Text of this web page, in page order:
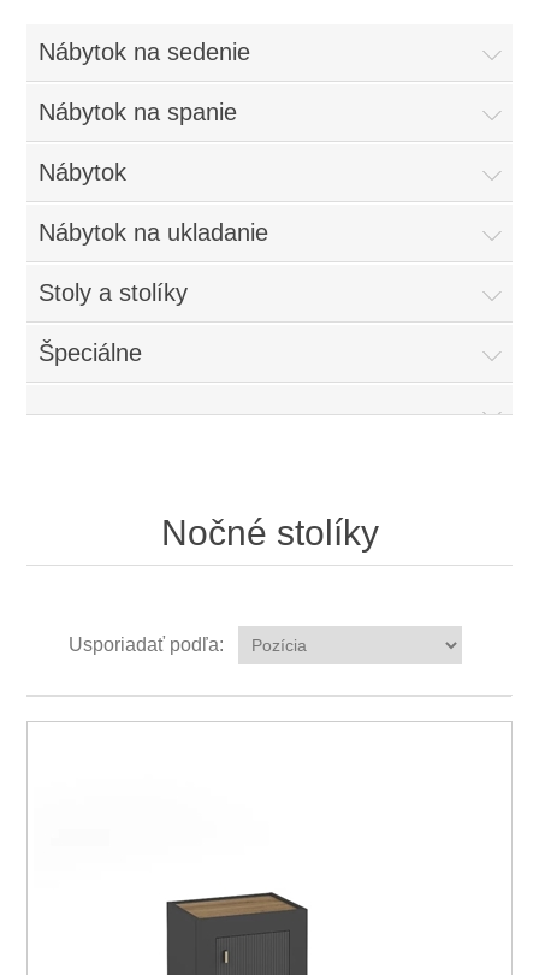
Nábytok na sedenie
Nábytok na spanie
Nábytok
Nábytok na ukladanie
Stoly a stolíky
Špeciálne
Nočné stolíky
Usporiadať podľa: